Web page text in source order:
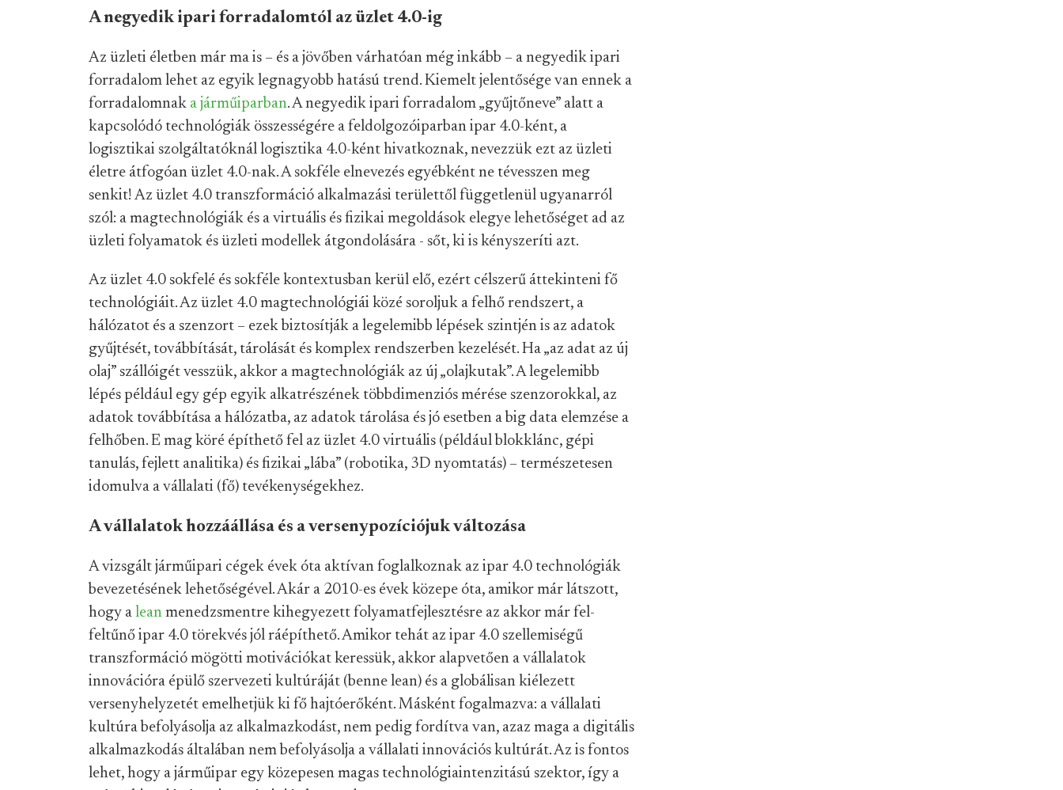
A negyedik ipari forradalomtól az üzlet 4.0-ig
Az üzleti életben már ma is – és a jövőben várhatóan még inkább – a negyedik ipari
forradalom lehet az egyik legnagyobb hatású trend. Kiemelt jelentősége van ennek a
forradalomnak a járműiparban. A negyedik ipari forradalom „gyűjtőneve” alatt a
kapcsolódó technológiák összességére a feldolgozóiparban ipar 4.0-ként, a
logisztikai szolgáltatóknál logisztika 4.0-ként hivatkoznak, nevezzük ezt az üzleti
életre átfogóan üzlet 4.0-nak. A sokféle elnevezés egyébként ne tévesszen meg
senkit! Az üzlet 4.0 transzformáció alkalmazási területtől függetlenül ugyanarról
szól: a magtechnológiák és a virtuális és fizikai megoldások elegye lehetőséget ad az
üzleti folyamatok és üzleti modellek átgondolására - sőt, ki is kényszeríti azt.
Az üzlet 4.0 sokfelé és sokféle kontextusban kerül elő, ezért célszerű áttekinteni fő
technológiáit. Az üzlet 4.0 magtechnológiái közé soroljuk a felhő rendszert, a
hálózatot és a szenzort – ezek biztosítják a legelemibb lépések szintjén is az adatok
gyűjtését, továbbítását, tárolását és komplex rendszerben kezelését. Ha „az adat az új
olaj” szállóigét vesszük, akkor a magtechnológiák az új „olajkutak”. A legelemibb
lépés például egy gép egyik alkatrészének többdimenziós mérése szenzorokkal, az
adatok továbbítása a hálózatba, az adatok tárolása és jó esetben a big data elemzése a
felhőben. E mag köré építhető fel az üzlet 4.0 virtuális (például blokklánc, gépi
tanulás, fejlett analitika) és fizikai „lába” (robotika, 3D nyomtatás) – természetesen
idomulva a vállalati (fő) tevékenységekhez.
A vállalatok hozzáállása és a versenypozíciójuk változása
A vizsgált járműipari cégek évek óta aktívan foglalkoznak az ipar 4.0 technológiák
bevezetésének lehetőségével. Akár a 2010-es évek közepe óta, amikor már látszott,
hogy a lean menedzsmentre kihegyezett folyamatfejlesztésre az akkor már fel-
feltűnő ipar 4.0 törekvés jól ráépíthető. Amikor tehát az ipar 4.0 szellemiségű
transzformáció mögötti motivációkat keressük, akkor alapvetően a vállalatok
innovációra épülő szervezeti kultúráját (benne lean) és a globálisan kiélezett
versenyhelyzetét emelhetjük ki fő hajtóerőként. Másként fogalmazva: a vállalati
kultúra befolyásolja az alkalmazkodást, nem pedig fordítva van, azaz maga a digitális
alkalmazkodás általában nem befolyásolja a vállalati innovációs kultúrát. Az is fontos
lehet, hogy a járműipar egy közepesen magas technológiaintenzitású szektor, így a